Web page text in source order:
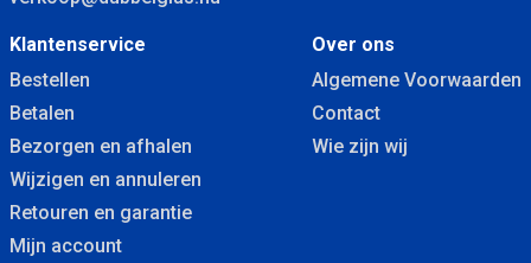
Klantenservice
Bestellen
Betalen
Bezorgen en afhalen
Wijzigen en annuleren
Retouren en garantie
Mijn account
Over ons
Algemene Voorwaarden
Contact
Wie zijn wij